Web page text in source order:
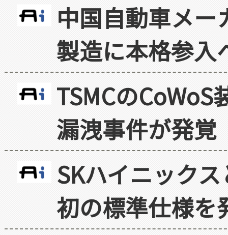
中国自動車メ
製造に本格参入
TSMCの
漏洩事件が発覚
SKハイニック
初の標準仕様を